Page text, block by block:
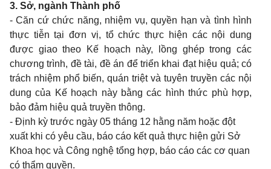
3. Sở, ngành Thành phố
- Căn cứ chức năng, nhiệm vụ, quyền hạn và tình hình
thực tiễn tại đơn vị, tổ chức thực hiện các nội dung
được giao theo Kế hoạch này, lồng ghép trong các
chương trình, đề tài, đề án để triển khai đạt hiệu quả; có
trách nhiệm phổ biến, quán triệt và tuyên truyền các nội
dung của Kế hoạch này bằng các hình thức phù hợp,
bảo đảm hiệu quả truyền thông.
- Định kỳ trước ngày 05 tháng 12 hằng năm hoặc đột
xuất khi có yêu cầu, báo cáo kết quả thực hiện gửi Sở
Khoa học và Công nghệ tổng hợp, báo cáo các cơ quan
có thẩm quyền.